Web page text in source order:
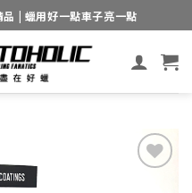
| 蠟用好一點車子亮一點